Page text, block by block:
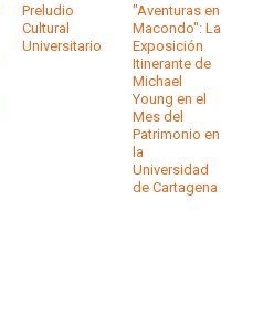
Preludio
Cultural
Universitario
"Aventuras en
Macondo": La
Exposición
Itinerante de
Michael
Young en el
Mes del
Patrimonio en
la
Universidad
de Cartagena